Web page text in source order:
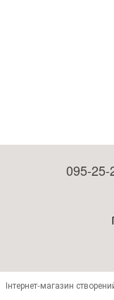
095-25-
Інтернет-магазин